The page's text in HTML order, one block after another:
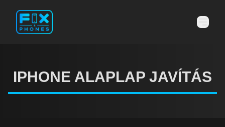
IPHONE ALAPLAP JAVÍTÁS